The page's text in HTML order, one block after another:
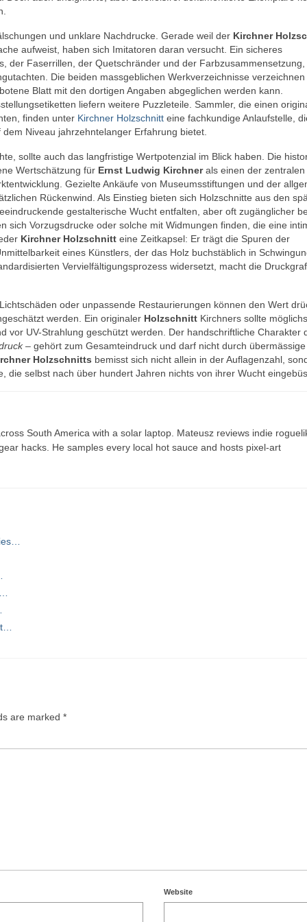
und unklare Nachdrucke. Gerade weil der Kirchner
aufweist, haben sich Imitatoren daran versucht. Ein sicheres
der Faserrillen, der Quetschränder und der Farbzusammensetzung,
Die beiden massgeblichen Werkverzeichnisse verzeichnen
Blatt mit den dortigen Angaben abgeglichen werden kann.
liefern weitere Puzzleteile. Sammler, die einen
finden unter Kirchner Holzschnitt eine fachkundige Anlaufstelle,
Niveau jahrzehntelanger Erfahrung bietet.
sollte auch das langfristige Wertpotenzial im Blick haben. Die
Wertschätzung für Ernst Ludwig Kirchnerals einen der zentralen
Gezielte Ankäufe von Museumsstiftungen und der
Rückenwind. Als Einstieg bieten sich Holzschnitte aus den
gestalterische Wucht entfalten, aber oft zugänglicher
sich Vorzugsdrucke oder solche mit Widmungen finden, die eine
Kirchner Holzschnitt eine Zeitkapsel: Er trägt die Spuren der
eines Künstlers, der das Holz buchstäblich in
Vervielfältigungsprozess widersetzt, macht die
oder unpassende Restaurierungen können den Wert
werden. Ein originaler Holzschnitt Kirchners sollte
vor UV-Strahlung geschützt werden. Der handschriftliche Charakter
– gehört zum Gesamteindruck und darf nicht durch übermässige
Holzschnitts bemisst sich nicht allein in der Auflagenzahl,
die selbst nach über hundert Jahren nichts von ihrer Wucht
South America with a solar laptop. Mateusz reviews indie
hacks. He samples every local hot sauce and hosts pixel-art
are marked *
Website